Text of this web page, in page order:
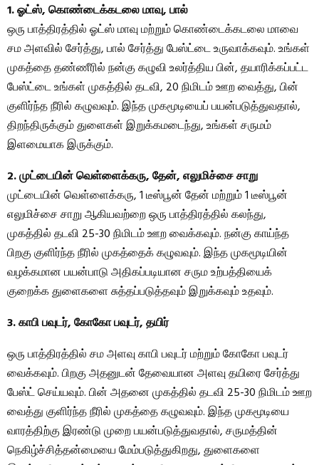
1. ஓட்ஸ், கொண்டைக்கடலை மாவு, பால்
ஒரு பாத்திரத்தில் ஓட்ஸ் மாவு மற்றும் கொண்டைக்கடலை மாவை
சம அளவில் சேர்த்து, பால் சேர்த்து பேஸ்ட்டை உருவாக்கவும். உங்கள்
முகத்தை தண்ணீரில் நன்கு கழுவி உலர்த்திய பின், தயாரிக்கப்பட்ட
பேஸ்ட்டை உங்கள் முகத்தில் தடவி, 20 நிமிடம் ஊற வைத்து, பின்
குளிர்ந்த நீரில் கழுவவும். இந்த முகமூடியைப் பயன்படுத்துவதால்,
திறந்திருக்கும் துளைகள் இறுக்கமடைந்து, உங்கள் சருமம்
இளமையாக இருக்கும்.
2. முட்டையின் வெள்ளைக்கரு, தேன், எலுமிச்சை சாறு
முட்டையின் வெள்ளைக்கரு, 1 டீஸ்பூன் தேன் மற்றும் 1 டீஸ்பூன்
எலுமிச்சை சாறு ஆகியவற்றை ஒரு பாத்திரத்தில் கலந்து,
முகத்தில் தடவி 25-30 நிமிடம் ஊற வைக்கவும். நன்கு காய்ந்த
பிறகு குளிர்ந்த நீரில் முகத்தைக் கழுவவும். இந்த முகமூடியின்
வழக்கமான பயன்பாடு அதிகப்படியான சரும உற்பத்தியைக்
குறைக்க துளைகளை சுத்தப்படுத்தவும் இறுக்கவும் உதவும்.
3. காபி பவுடர், கோகோ பவுடர், தயிர்
ஒரு பாத்திரத்தில் சம அளவு காபி பவுடர் மற்றும் கோகோ பவுடர்
வைக்கவும். பிறகு அதனுடன் தேவையான அளவு தயிரை சேர்த்து
பேஸ்ட் செய்யவும். பின் அதனை முகத்தில் தடவி 25-30 நிமிடம் ஊற
வைத்து குளிர்ந்த நீரில் முகத்தை கழுவவும். இந்த முகமூடியை
வாரத்திற்கு இரண்டு முறை பயன்படுத்துவதால், சருமத்தின்
நெகிழ்ச்சித்தன்மையை மேம்படுத்துகிறது, துளைகளை